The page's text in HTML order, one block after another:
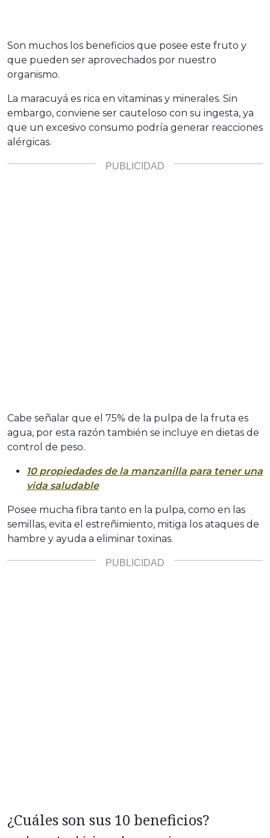
Son muchos los beneficios que posee este fruto y
que pueden ser aprovechados por nuestro
organismo.
La maracuyá es rica en vitaminas y minerales. Sin
embargo, conviene ser cauteloso con su ingesta, ya
que un excesivo consumo podría generar reacciones
alérgicas.
Cabe señalar que el 75% de la pulpa de la fruta es
agua, por esta razón también se incluye en dietas de
control de peso.
10 propiedades de la manzanilla para tener una
vida saludable
Posee mucha fibra tanto en la pulpa, como en las
semillas, evita el estreñimiento, mitiga los ataques de
hambre y ayuda a eliminar toxinas.
¿Cuáles son sus 10 beneficios?